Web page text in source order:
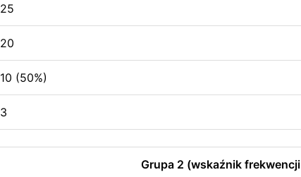
25
20
10 (50%)
3
Grupa 2 (wskaźnik